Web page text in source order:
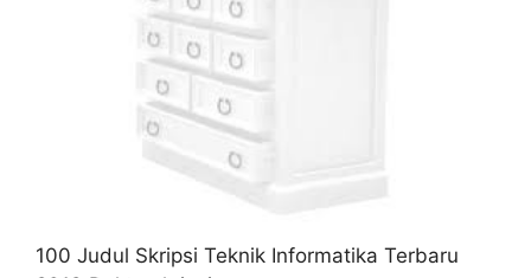
100 Judul Skripsi Teknik Informatika Terbaru